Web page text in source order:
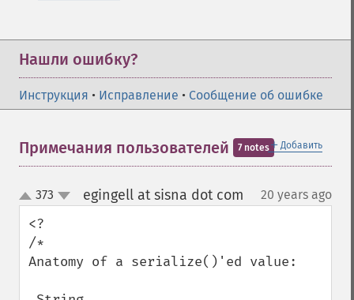
Нашли ошибку?
Инструкция • Исправление • Сообщение об ошибке
＋ Добавить
Примечания пользователей 7 notes
up
down
373 egingell at sisna dot com 20 years ago
<?
/*
Anatomy of a serialize()'ed value: